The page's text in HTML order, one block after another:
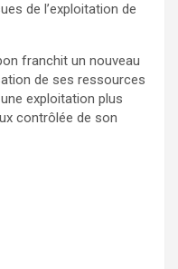
de l’exploitation de
franchit un nouveau
de ses ressources
exploitation plus
contrôlée de son